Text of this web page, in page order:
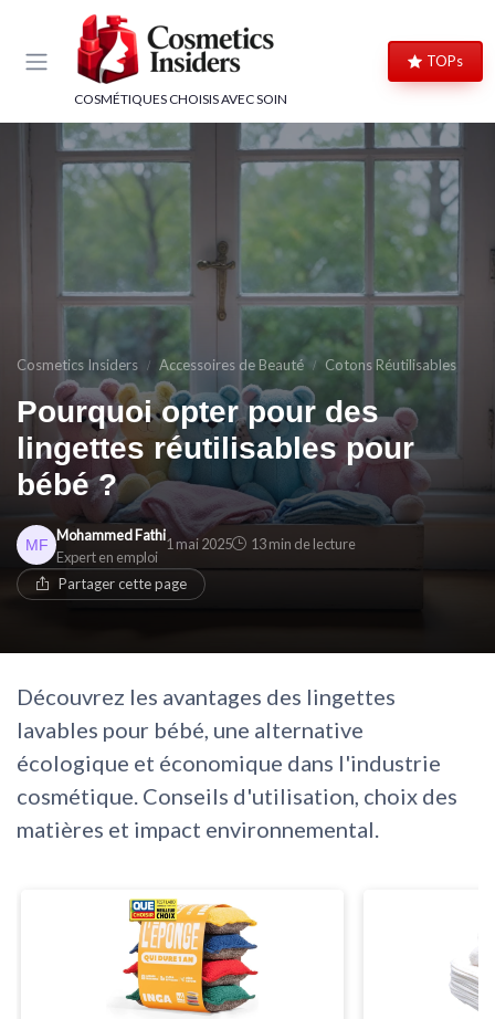
COSMÉTIQUES CHOISIS AVEC SOIN
TOPs
Cosmetics Insiders Accessoires de Beauté Cotons Réutilisables
Pourquoi opter pour des
lingettes réutilisables pour
bébé ?
Mohammed Fathi
Expert en emploi
1 mai 2025 13 min de lecture
Partager cette page
Découvrez les avantages des lingettes
lavables pour bébé, une alternative
écologique et économique dans l'industrie
cosmétique. Conseils d'utilisation, choix des
matières et impact environnemental.
Panneau de gestion des cookies